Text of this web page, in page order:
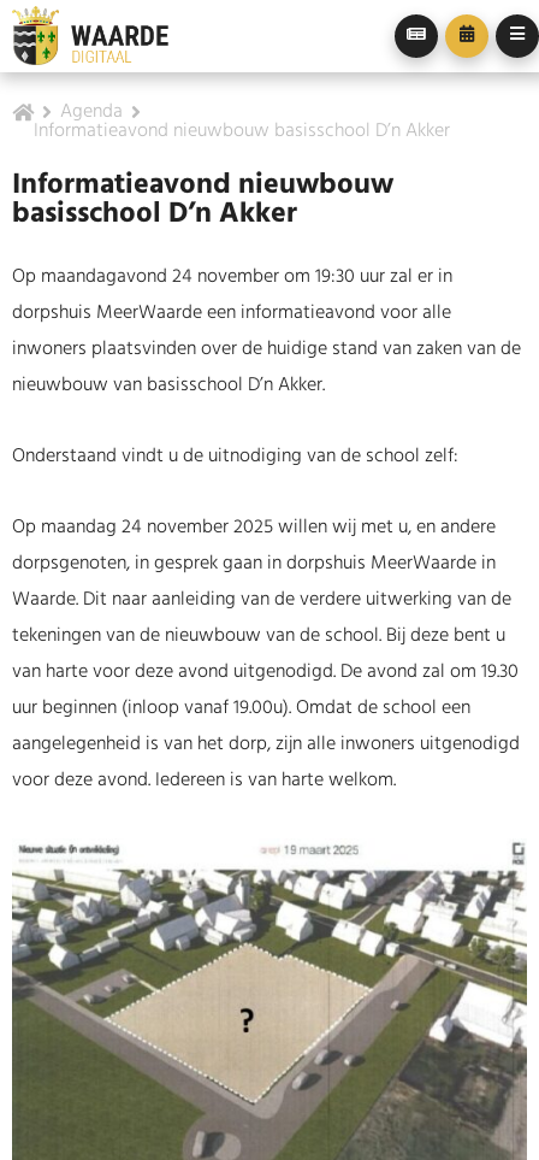
Agenda
Informatieavond nieuwbouw basisschool D’n Akker
Informatieavond nieuwbouw
basisschool D’n Akker
Op maandagavond 24 november om 19:30 uur zal er in
dorpshuis MeerWaarde een informatieavond voor alle
inwoners plaatsvinden over de huidige stand van zaken van de
nieuwbouw van basisschool D’n Akker.
Onderstaand vindt u de uitnodiging van de school zelf:
Op maandag 24 november 2025 willen wij met u, en andere
dorpsgenoten, in gesprek gaan in dorpshuis MeerWaarde in
Waarde. Dit naar aanleiding van de verdere uitwerking van de
tekeningen van de nieuwbouw van de school. Bij deze bent u
van harte voor deze avond uitgenodigd. De avond zal om 19.30
uur beginnen (inloop vanaf 19.00u). Omdat de school een
aangelegenheid is van het dorp, zijn alle inwoners uitgenodigd
voor deze avond. Iedereen is van harte welkom.